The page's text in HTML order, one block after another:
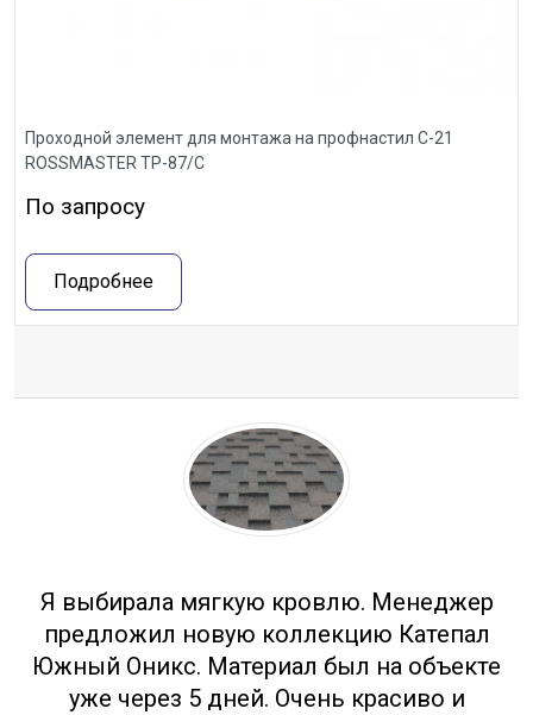
Проходной элемент для монтажа на профнастил С-21
ROSSMASTER ТР-87/С
По запросу
Подробнее
Я выбирала мягкую кровлю. Менеджер
предложил новую коллекцию Катепал
Южный Оникс. Материал был на объекте
уже через 5 дней. Очень красиво и